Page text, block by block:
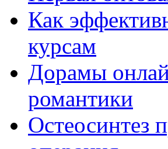
Как
курсам
Дорамы
романтики
Остеосинтез